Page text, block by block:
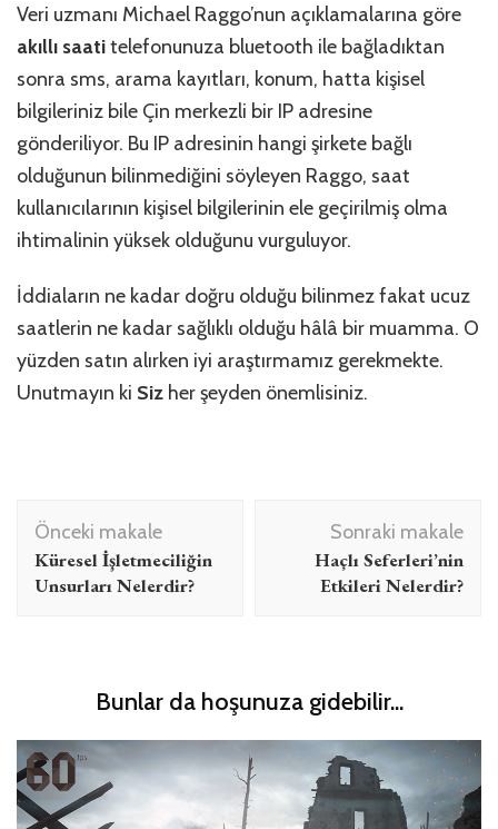
Veri uzmanı Michael Raggo’nun açıklamalarına göre
akıllı saatitelefonunuza bluetooth ile bağladıktan
sonra sms, arama kayıtları, konum, hatta kişisel
bilgileriniz bile Çin merkezli bir IP adresine
gönderiliyor. Bu IP adresinin hangi şirkete bağlı
olduğunun bilinmediğini söyleyen Raggo, saat
kullanıcılarının kişisel bilgilerinin ele geçirilmiş olma
ihtimalinin yüksek olduğunu vurguluyor.
İddiaların ne kadar doğru olduğu bilinmez fakat ucuz
saatlerin ne kadar sağlıklı olduğu hâlâ bir muamma. O
yüzden satın alırken iyi araştırmamız gerekmekte.
Unutmayın ki Siz her şeyden önemlisiniz.
Yazı
dolaşımı
Önceki makale
Küresel İşletmeciliğin
Unsurları Nelerdir?
Sonraki makale
Haçlı Seferleri’nin
Etkileri Nelerdir?
Bunlar da hoşunuza gidebilir...